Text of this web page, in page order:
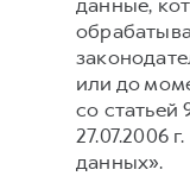
или до
со статьей
27.07.2006
данных».